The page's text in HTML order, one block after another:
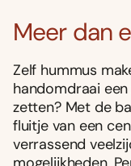
Meer dan
Zelf hummus
handomdraai
zetten? Met de
fluitje van een
verrassend